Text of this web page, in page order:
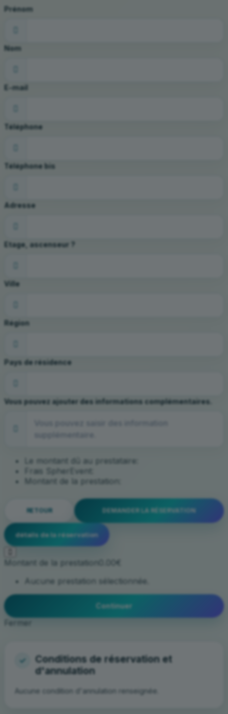
Prénom
Nom
E-mail
Téléphone
Téléphone bis
Adresse
Etage, ascenseur ?
Ville
Région
Pays de résidence
Vous pouvez ajouter des informations complémentaires.
Le montant dû au prestataire:
Frais SpherEvent:
Montant de la prestation:
RETOUR DEMANDER LA RÉSERVATION
détails de la réservation
Montant de la prestation
0.00€
Aucune prestation sélectionnée.
Continuer
Aucune condition d'annulation renseignée.